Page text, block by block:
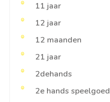
11 jaar
12 jaar
12 maanden
21 jaar
2dehands
2e hands speelgoed